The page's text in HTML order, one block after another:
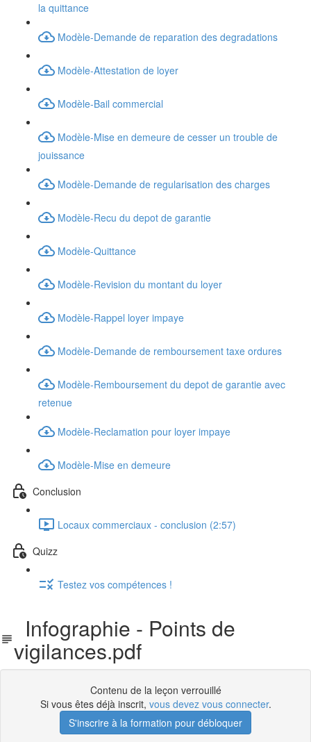
la quittance
Modèle-Demande de reparation des degradations
Modèle-Attestation de loyer
Modèle-Bail commercial
Modèle-Mise en demeure de cesser un trouble de
jouissance
Modèle-Demande de regularisation des charges
Modèle-Recu du depot de garantie
Modèle-Quittance
Modèle-Revision du montant du loyer
Modèle-Rappel loyer impaye
Modèle-Demande de remboursement taxe ordures
Modèle-Remboursement du depot de garantie avec
retenue
Modèle-Reclamation pour loyer impaye
Modèle-Mise en demeure
Conclusion
Locaux commerciaux - conclusion (2:57)
Quizz
Testez vos compétences !
Infographie - Points de
vigilances.pdf
Contenu de la leçon verrouillé
Si vous êtes déjà inscrit, vous devez vous connecter.
S'inscrire à la formation pour débloquer